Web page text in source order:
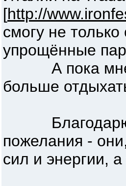
[http://
смогу не
упрощённые
А пока мне
больше
Благодарю
пожелания -
сил и энергии,